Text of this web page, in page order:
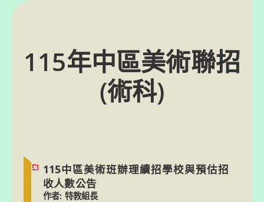
115年中區美術聯招
(術科)
115中區美術班辦理續招學校與預估招
收人數公告
作者: 特教組長